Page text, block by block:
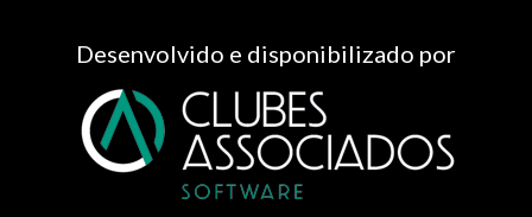
Desenvolvido e disponibilizado por